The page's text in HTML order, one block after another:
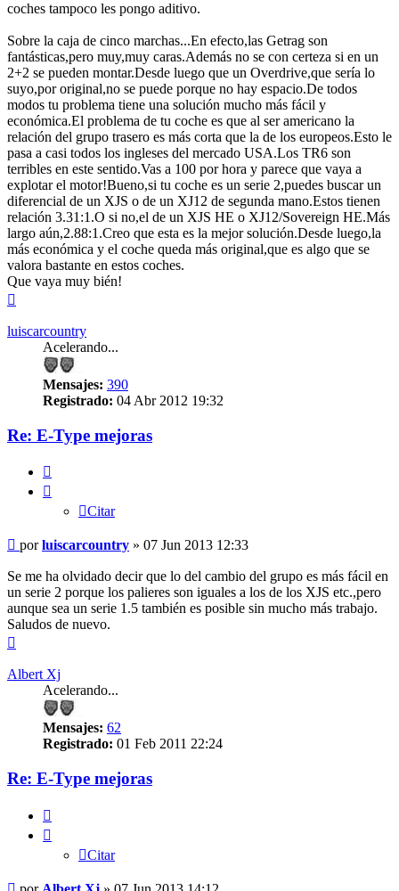
coches tampoco les pongo aditivo.
Sobre la caja de cinco marchas...En efecto,las Getrag son
fantásticas,pero muy,muy caras.Además no se con certeza si en un
2+2 se pueden montar.Desde luego que un Overdrive,que sería lo
suyo,por original,no se puede porque no hay espacio.De todos
modos tu problema tiene una solución mucho más fácil y
económica.El problema de tu coche es que al ser americano la
relación del grupo trasero es más corta que la de los europeos.Esto le
pasa a casi todos los ingleses del mercado USA.Los TR6 son
terribles en este sentido.Vas a 100 por hora y parece que vaya a
explotar el motor!Bueno,si tu coche es un serie 2,puedes buscar un
diferencial de un XJS o de un XJ12 de segunda mano.Estos tienen
relación 3.31:1.O si no,el de un XJS HE o XJ12/Sovereign HE.Más
largo aún,2.88:1.Creo que esta es la mejor solución.Desde luego,la
más económica y el coche queda más original,que es algo que se
valora bastante en estos coches.
Que vaya muy bién!
luiscarcountry
Acelerando...
Mensajes: 390
Registrado: 04 Abr 2012 19:32
Re: E-Type mejoras
Citar
Mensaje
sin
leer
porluiscarcountry » 07 Jun 2013 12:33
Se me ha olvidado decir que lo del cambio del grupo es más fácil en
un serie 2 porque los palieres son iguales a los de los XJS etc.,pero
aunque sea un serie 1.5 también es posible sin mucho más trabajo.
Saludos de nuevo.
Albert Xj
Acelerando...
Mensajes: 62
Registrado: 01 Feb 2011 22:24
Re: E-Type mejoras
Citar
Mensaje